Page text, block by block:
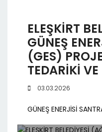
ELEŞKİRT
GÜNEŞ
(GES)
TEDARİKİ
03.03.2026
GÜNEŞ ENERJİSİ